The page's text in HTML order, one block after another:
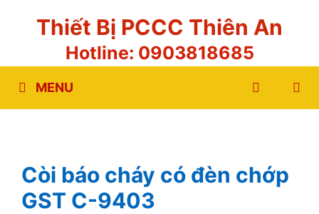
dung
Thiết Bị PCCC Thiên An
Hotline: 0903818685
MENU
Còi báo cháy có đèn chớp
GST C-9403